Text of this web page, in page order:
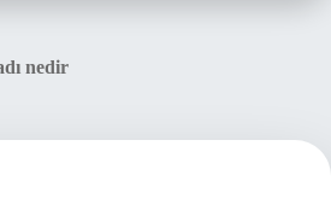
nedir